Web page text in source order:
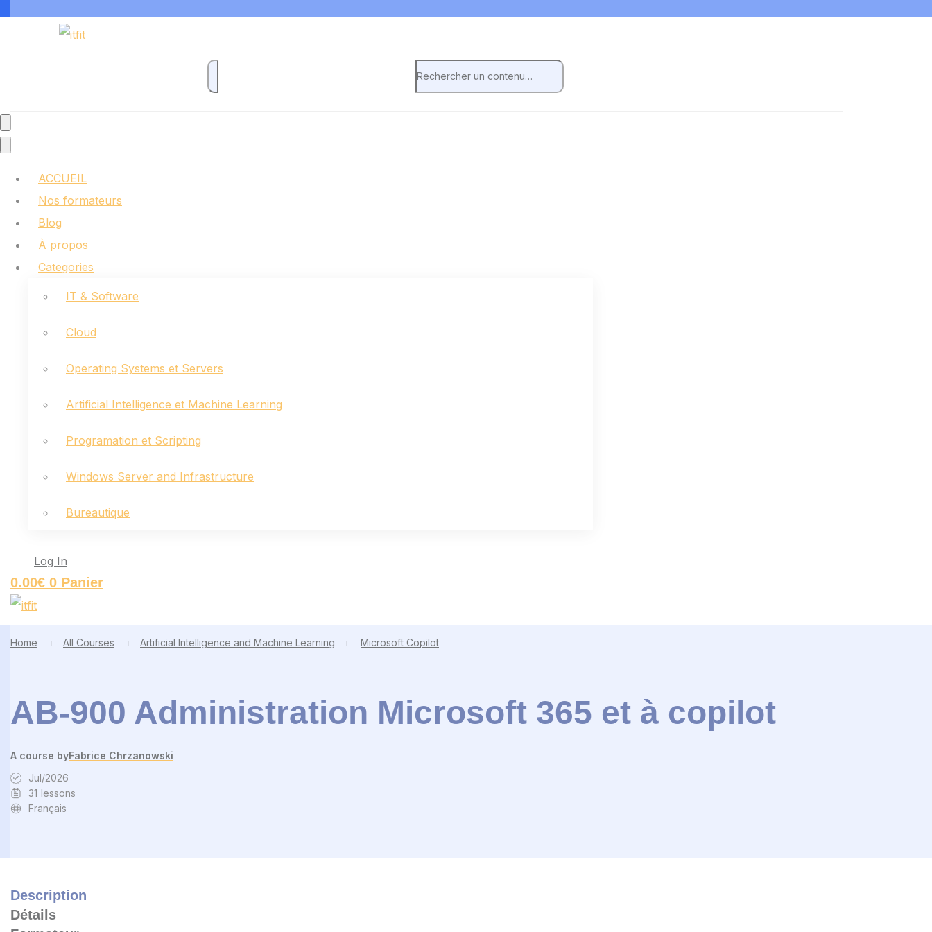
ACCUEIL
Nos formateurs
Blog
À propos
Categories
IT & Software
Cloud
Operating Systems et Servers
Artificial Intelligence et Machine Learning
Programation et Scripting
Windows Server and Infrastructure
Bureautique
Log In
0.00€ 0 Panier
Home All Courses Artificial Intelligence and Machine Learning Microsoft Copilot
AB-900 Administration Microsoft 365 et à copilot
A course byFabrice Chrzanowski
Jul/2026
31 lessons
Français
Description
Détails